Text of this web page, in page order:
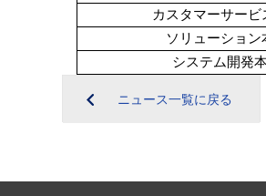
カスタマーサービ
ソリューション
システム開発
ニュース一覧に戻る